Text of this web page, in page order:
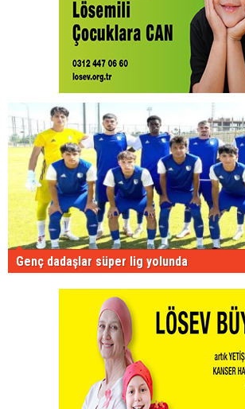
Genç dadaşlar süper lig yolunda